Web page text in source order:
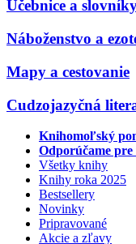
Učebnice a
Náboženstvo a
Mapy a cestovanie
Cudzojazyčná
Knihomoľský
Odporúčame pre
Všetky knihy
Knihy roka 2025
Bestsellery
Novinky
Pripravované
Akcie a zľavy